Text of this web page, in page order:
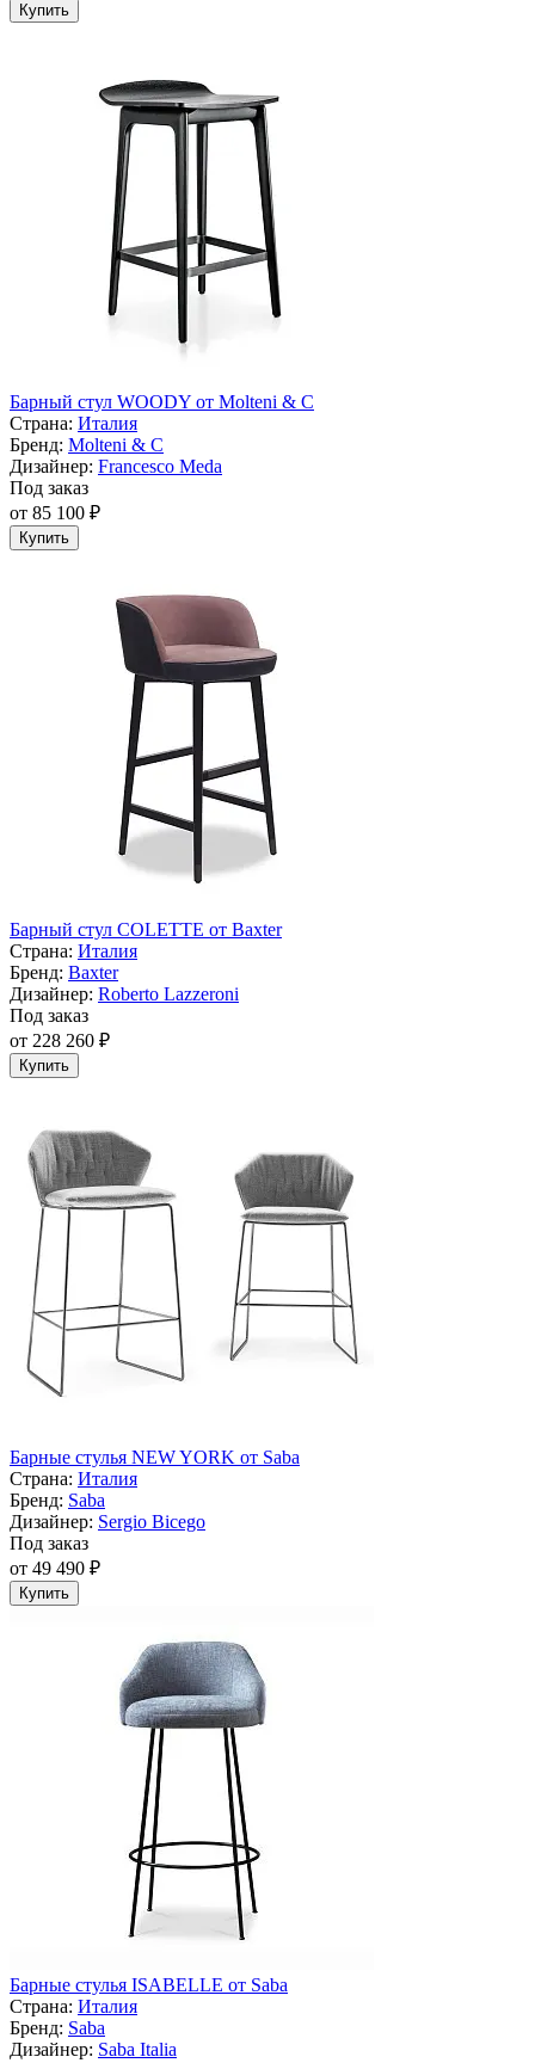
Купить
Барный стул WOODY от Molteni & C
Страна: Италия
Бренд: Molteni & C
Дизайнер: Francesco Meda
Под заказ
от 85 100 ₽
Купить
Барный стул COLETTE от Baxter
Страна: Италия
Бренд: Baxter
Дизайнер: Roberto Lazzeroni
Под заказ
от 228 260 ₽
Купить
Барные стулья NEW YORK от Saba
Страна: Италия
Бренд: Saba
Дизайнер: Sergio Bicego
Под заказ
от 49 490 ₽
Купить
Барные стулья ISABELLE от Saba
Страна: Италия
Бренд: Saba
Дизайнер: Saba Italia